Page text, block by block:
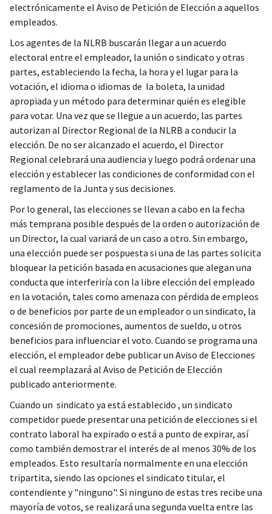
electrónicamente el Aviso de Petición de Elección a aquellos
empleados.
Los agentes de la NLRB buscarán llegar a un acuerdo
electoral entre el empleador, la unión o sindicato y otras
partes, estableciendo la fecha, la hora y el lugar para la
votación, el idioma o idiomas de la boleta, la unidad
apropiada y un método para determinar quién es elegible
para votar. Una vez que se llegue a un acuerdo, las partes
autorizan al Director Regional de la NLRB a conducir la
elección. De no ser alcanzado el acuerdo, el Director
Regional celebrará una audiencia y luego podrá ordenar una
elección y establecer las condiciones de conformidad con el
reglamento de la Junta y sus decisiones.
Por lo general, las elecciones se llevan a cabo en la fecha
más temprana posible después de la orden o autorización de
un Director, la cual variará de un caso a otro. Sin embargo,
una elección puede ser pospuesta si una de las partes solicita
bloquear la petición basada en acusaciones que alegan una
conducta que interferiría con la libre elección del empleado
en la votación, tales como amenaza con pérdida de empleos
o de beneficios por parte de un empleador o un sindicato, la
concesión de promociones, aumentos de sueldo, u otros
beneficios para influenciar el voto. Cuando se programa una
elección, el empleador debe publicar un Aviso de Elecciones
el cual reemplazará al Aviso de Petición de Elección
publicado anteriormente.
Cuando un sindicato ya está establecido , un sindicato
competidor puede presentar una petición de elecciones si el
contrato laboral ha expirado o está a punto de expirar, así
como también demostrar el interés de al menos 30% de los
empleados. Esto resultaría normalmente en una elección
tripartita, siendo las opciones el sindicato titular, el
contendiente y "ninguno". Si ninguno de estas tres recibe una
mayoría de votos, se realizará una segunda vuelta entre las